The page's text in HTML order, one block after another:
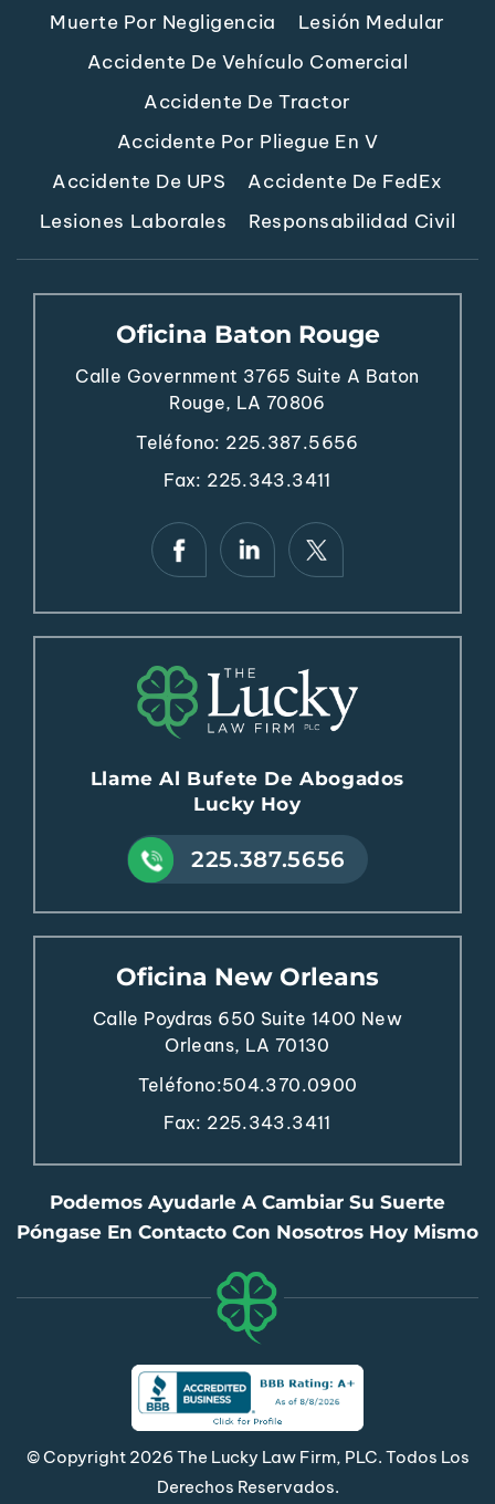
Muerte Por Negligencia
Lesión Medular
Accidente De Vehículo Comercial
Accidente De Tractor
Accidente Por Pliegue En V
Accidente De UPS
Accidente De FedEx
Lesiones Laborales
Responsabilidad Civil
Oficina Baton Rouge
Calle Government 3765 Suite A Baton
Rouge, LA 70806
Teléfono: 225.387.5656
Fax: 225.343.3411
Llame Al Bufete De Abogados
Lucky Hoy
225.387.5656
Oficina New Orleans
Calle Poydras 650 Suite 1400 New
Orleans, LA 70130
Teléfono:504.370.0900
Fax: 225.343.3411
Podemos Ayudarle A Cambiar Su Suerte
Póngase En Contacto Con Nosotros Hoy Mismo
© Copyright 2026 The Lucky Law Firm, PLC. Todos Los
Derechos Reservados.